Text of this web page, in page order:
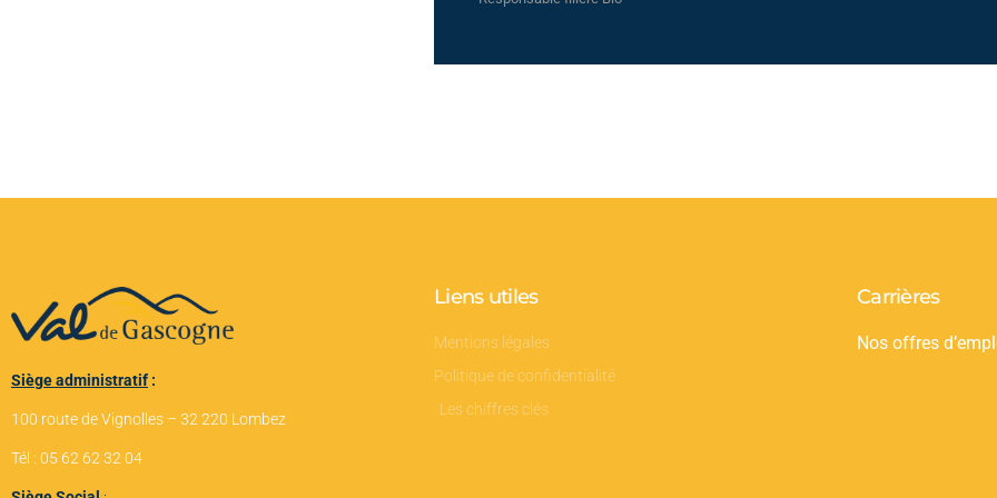
Siège administratif :
100 route de Vignolles – 32 220 Lombez
Tél : 05 62 62 32 04
Liens utiles
Mentions légales
Politique de confidentialité
Les chiffres clés
Carrières
Nos offres